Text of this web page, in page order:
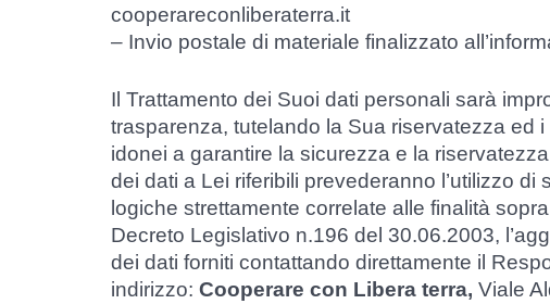
cooperareconliberaterra.it
– Invio postale di materiale finalizzato
Il Trattamento dei Suoi dati personali sarà
trasparenza, tutelando la Sua riservatezza ed
idonei a garantire la sicurezza e la
dei dati a Lei riferibili prevederanno l’utilizzo
logiche strettamente correlate alle finalità
Decreto Legislativo n.196 del 30.06.2003,
dei dati forniti contattando direttamente il
indirizzo: Cooperare con Libera terra, Viale